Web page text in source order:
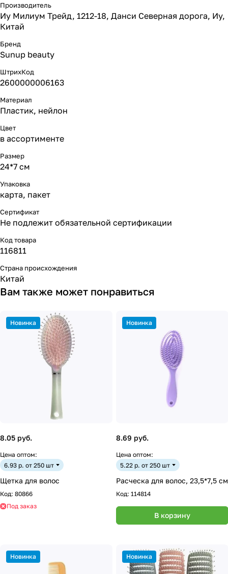
Производитель
Иу Милиум Трейд, 1212-18, Данси Северная дорога, Иу,
Китай
Бренд
Sunup beauty
ШтрихКод
2600000006163
Материал
Пластик, нейлон
Цвет
в ассортименте
Размер
24*7 см
Упаковка
карта, пакет
Сертификат
Не подлежит обязательной сертификации
Код товара
116811
Страна происхождения
Китай
Вам также может понравиться
Новинка
8.05 руб.
Цена оптом:
6.93 р. от 250 шт
Щетка для волос
Код: 80866
Под заказ
Новинка
8.69 руб.
Цена оптом:
5.22 р. от 250 шт
Расческа для волос, 23,5*7,5 см
Код: 114814
В корзину
Новинка Новинка